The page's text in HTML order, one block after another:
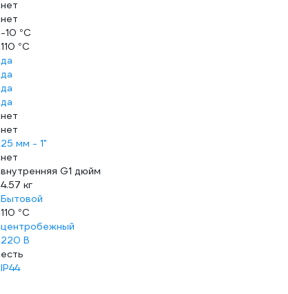
нет
нет
-10 °С
110 °С
да
да
да
да
нет
нет
25 мм - 1"
нет
внутренняя G1 дюйм
4.57 кг
Бытовой
110 °С
центробежный
220 В
есть
IP44